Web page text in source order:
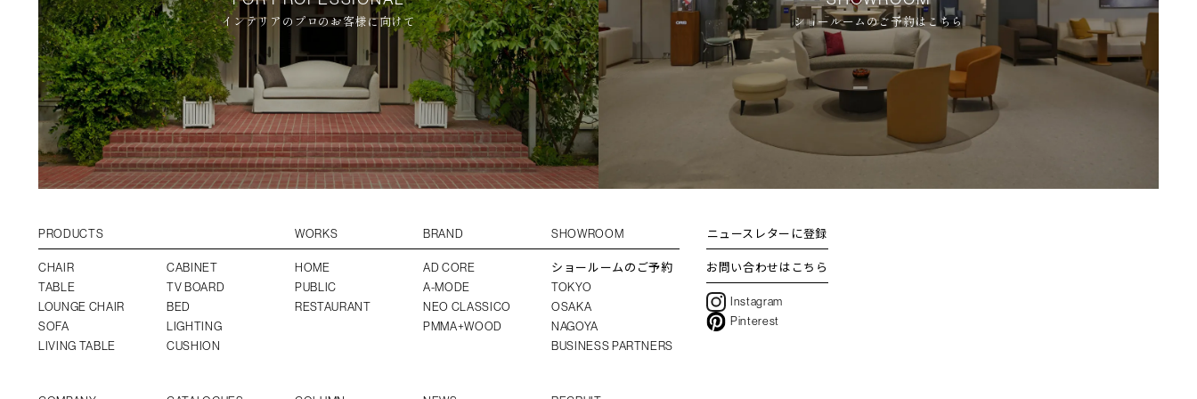
インテリアのプロのお客様に向けて ショールームのご予約はこちら
PRODUCTS
CHAIR
TABLE
LOUNGE CHAIR
SOFA
LIVING TABLE
CABINET
TV BOARD
BED
LIGHTING
CUSHION
WORKS
HOME
PUBLIC
RESTAURANT
BRAND
AD CORE
A-MODE
NEO CLASSICO
PMMA+WOOD
SHOWROOM
ショールームのご予約
TOKYO
OSAKA
NAGOYA
BUSINESS PARTNERS
ニュースレターに登録
お問い合わせはこちら
Instagram
Pinterest